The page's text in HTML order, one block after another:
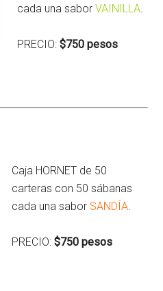
cada una saborVAINILLA
PRECIO:$750 pesos
Caja HORNET de 50
carteras con 50 sábanas
cada una sabor SANDÍA
PRECIO:$750 pesos